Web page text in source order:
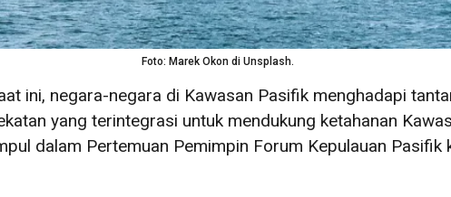
Foto: Marek Okon di Unsplash.
ini, negara-negara di Kawasan Pasifik menghadapi
yang terintegrasi untuk mendukung ketahanan
dalam Pertemuan Pemimpin Forum Kepulauan